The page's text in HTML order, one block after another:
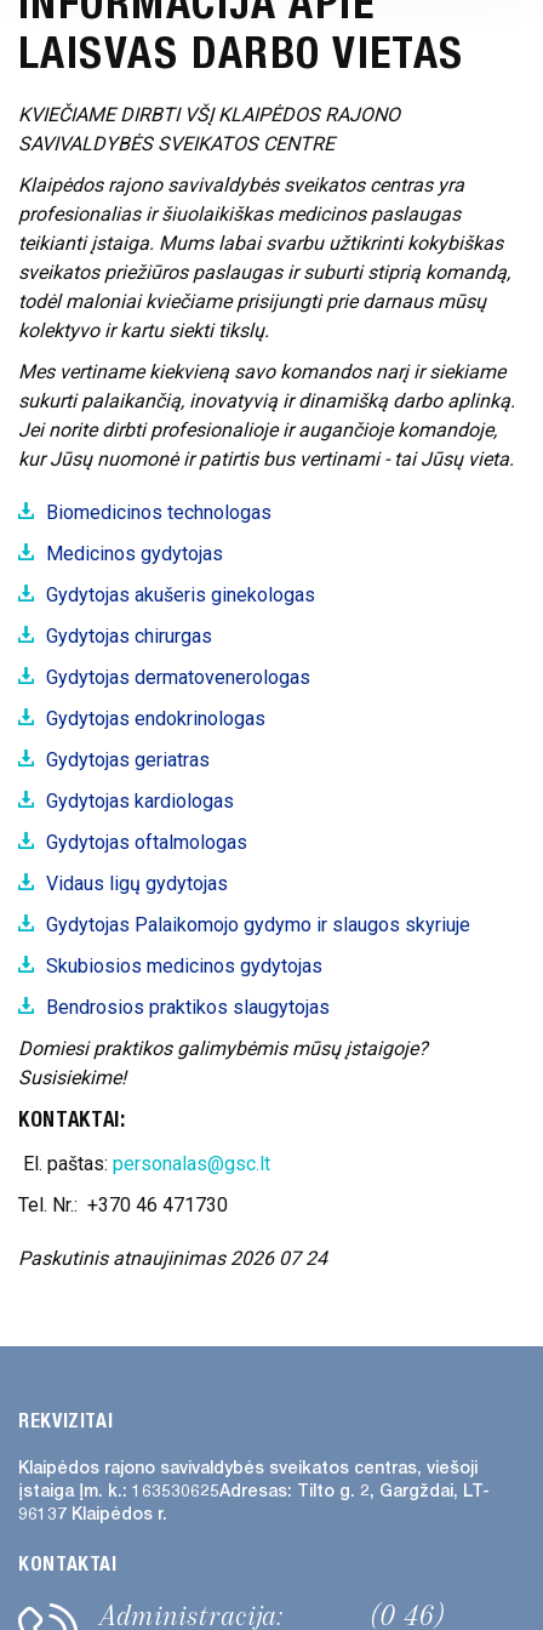
ATVIRI
ASMENS
DUOMENŲ
APSAUGA
NUORODOS
DAŽNIAUSIAI
UŽDUODAMI
KLAUSIMAI
KONSULTAVIMASIS
SU VISUOMENE
SKIEPŲ
PLANAVIMAS
DARBO UŽMOKESTIS
VIEŠIEJI PIRKIMAI
FINANSINIŲ ATASKAITŲ RINKINIAI
TARNYBINIAI LENGVIEJI AUTOMOBILIAI
LĖŠOS VEIKLAI VIEŠINTI
KARJERA
LAISVAS DARBO VIETAS
KVIEČIAME DIRBTI VŠĮ KLAIPĖDOS RAJONO
SAVIVALDYBĖS SVEIKATOS CENTRE
Klaipėdos rajono savivaldybės sveikatos centras yra
profesionalias ir šiuolaikiškas medicinos paslaugas
teikianti įstaiga. Mums labai svarbu užtikrinti kokybiškas
sveikatos priežiūros paslaugas ir suburti stiprią komandą,
todėl maloniai kviečiame prisijungti prie darnaus mūsų
kolektyvo ir kartu siekti tikslų.
Mes vertiname kiekvieną savo komandos narį ir siekiame
sukurti palaikančią, inovatyvią ir dinamišką darbo aplinką.
Jei norite dirbti profesionalioje ir augančioje komandoje,
kur Jūsų nuomonė ir patirtis bus vertinami - tai Jūsų vieta.
Biomedicinos technologas
Medicinos gydytojas
Gydytojas akušeris ginekologas
Gydytojas chirurgas
Gydytojas dermatovenerologas
Gydytojas endokrinologas
Gydytojas geriatras
Gydytojas kardiologas
Gydytojas oftalmologas
Vidaus ligų gydytojas
Gydytojas Palaikomojo gydymo ir slaugos skyriuje
Skubiosios medicinos gydytojas
Bendrosios praktikos slaugytojas
Domiesi praktikos galimybėmis mūsų įstaigoje?
Susisiekime!
KONTAKTAI:
El. paštas: personalas@gsc.lt
Tel. Nr.: +370 46 471730
Paskutinis atnaujinimas 2026 07 24
REKVIZITAI
Klaipėdos rajono savivaldybės sveikatos centras, viešoji
įstaigaĮm. k.: 163530625Adresas: Tilto g. 2, Gargždai, LT-
96137 Klaipėdos r.
KONTAKTAI
Administracija: (0 46)